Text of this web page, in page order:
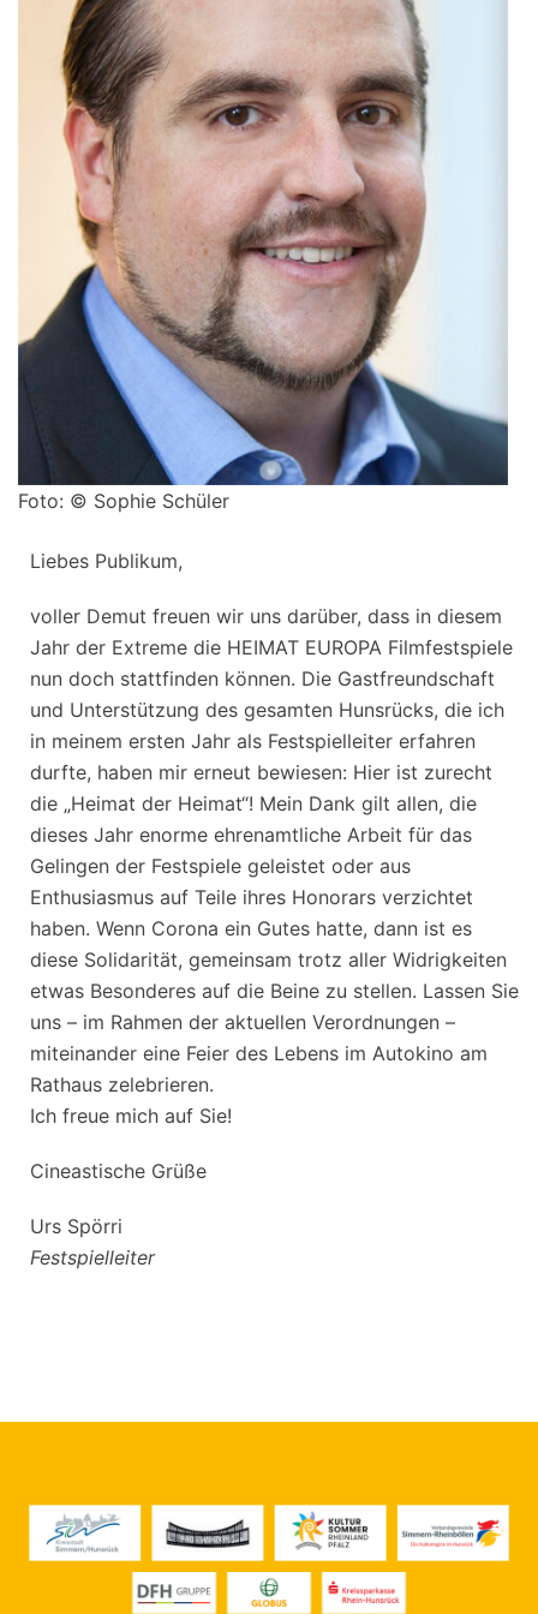
Foto: © Sophie Schüler
Liebes Publikum,
voller Demut freuen wir uns darüber, dass in diesem
Jahr der Extreme die HEIMAT EUROPA Filmfestspiele
nun doch stattfinden können. Die Gastfreundschaft
und Unterstützung des gesamten Hunsrücks, die ich
in meinem ersten Jahr als Festspielleiter erfahren
durfte, haben mir erneut bewiesen: Hier ist zurecht
die „Heimat der Heimat“! Mein Dank gilt allen, die
dieses Jahr enorme ehrenamtliche Arbeit für das
Gelingen der Festspiele geleistet oder aus
Enthusiasmus auf Teile ihres Honorars verzichtet
haben. Wenn Corona ein Gutes hatte, dann ist es
diese Solidarität, gemeinsam trotz aller Widrigkeiten
etwas Besonderes auf die Beine zu stellen. Lassen Sie
uns – im Rahmen der aktuellen Verordnungen –
miteinander eine Feier des Lebens im Autokino am
Rathaus zelebrieren.
Ich freue mich auf Sie!
Cineastische Grüße
Urs Spörri
Festspielleiter